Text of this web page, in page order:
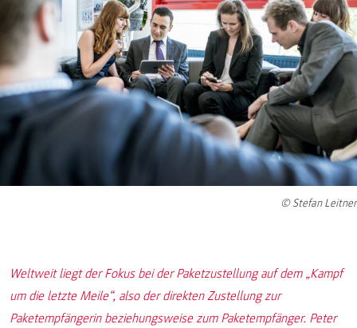
© Stefan Leitner
Weltweit liegt der Fokus bei der Paketzustellung auf dem „Kampf
um die letzte Meile“, also der direkten Zustellung zur
Paketempfängerin beziehungsweise zum Paketempfänger. Peter